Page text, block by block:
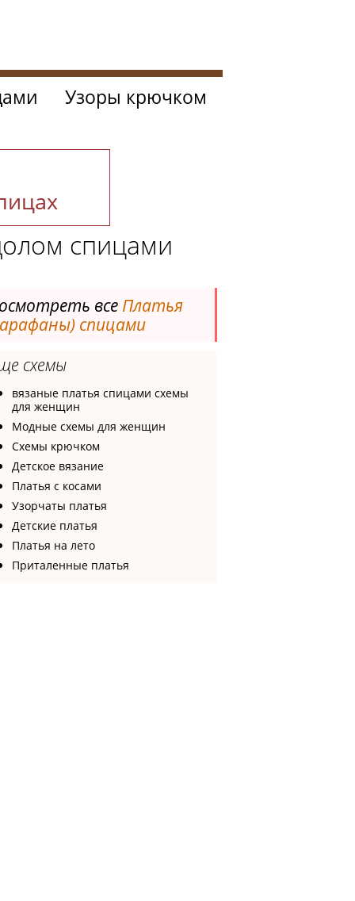
спицами
все Платья
спицами
схемы
вязаные платья спицами схемы
для женщин
Модные схемы для женщин
Схемы крючком
Детское вязание
Платья с косами
Узорчаты платья
Детские платья
Платья на лето
Приталенные платья
Узоры крючком